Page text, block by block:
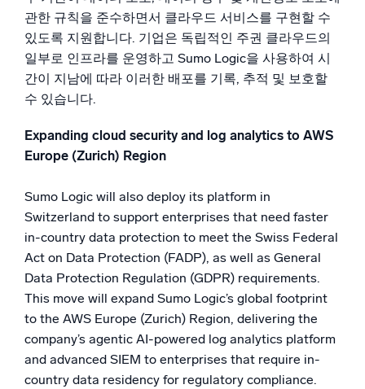
관한 규칙을 준수하면서 클라우드 서비스를 구현할 수
있도록 지원합니다. 기업은 독립적인 주권 클라우드의
일부로 인프라를 운영하고 Sumo Logic을 사용하여 시
간이 지남에 따라 이러한 배포를 기록, 추적 및 보호할
수 있습니다.
Expanding cloud security and log analytics to AWS
Europe (Zurich) Region
Sumo Logic will also deploy its platform in
Switzerland to support enterprises that need faster
in-country data protection to meet the Swiss Federal
Act on Data Protection (FADP), as well as General
Data Protection Regulation (GDPR) requirements.
This move will expand Sumo Logic’s global footprint
to the AWS Europe (Zurich) Region, delivering the
company’s agentic AI-powered log analytics platform
and advanced SIEM to enterprises that require in-
country data residency for regulatory compliance.